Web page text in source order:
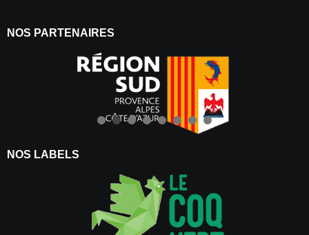
NOS PARTENAIRES
NOS LABELS